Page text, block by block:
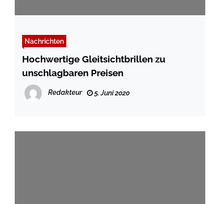
Nachrichten
Hochwertige Gleitsichtbrillen zu
unschlagbaren Preisen
Redakteur 5. Juni 2020